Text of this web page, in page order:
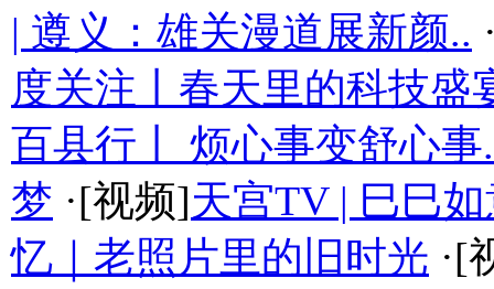
| 遵义：雄关漫道展新颜..
度关注丨春天里的科技盛
百县行丨 烦心事变舒心事
梦 ·[视频]天宫TV | 巳巳
忆｜老照片里的旧时光 ·[